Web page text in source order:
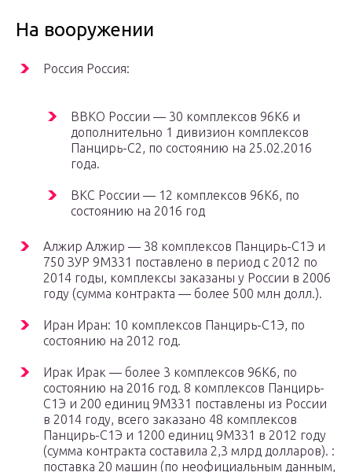
На вооружении
Россия Россия:
ВВКО России — 30 комплексов 96К6 и
дополнительно 1 дивизион комплексов
Панцирь-С2, по состоянию на 25.02.2016
года.
ВКС России — 12 комплексов 96К6, по
состоянию на 2016 год
Алжир Алжир — 38 комплексов Панцирь-С1Э и
750 ЗУР 9М331 поставлено в период с 2012 по
2014 годы, комплексы заказаны у России в 2006
году (cумма контракта — более 500 млн долл.).
Иран Иран: 10 комплексов Панцирь-С1Э, по
состоянию на 2012 год.
Ирак Ирак — более 3 комплексов 96К6, по
состоянию на 2016 год. 8 комплексов Панцирь-
С1Э и 200 единиц 9М331 поставлены из России
в 2014 году, всего заказано 48 комплексов
Панцирь-С1Э и 1200 единиц 9М331 в 2012 году
(сумма контракта составила 2,3 млрд долларов). :
поставка 20 машин (по неофициальным данным,